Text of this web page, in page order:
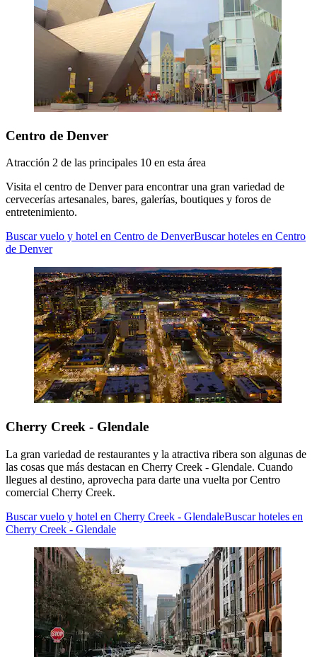
Centro de Denver
Atracción 2 de las principales 10 en esta área
Visita el centro de Denver para encontrar una gran variedad de
cervecerías artesanales, bares, galerías, boutiques y foros de
entretenimiento.
Buscar vuelo y hotel en Centro de DenverBuscar hoteles en Centro
de Denver
Cherry Creek - Glendale
La gran variedad de restaurantes y la atractiva ribera son algunas de
las cosas que más destacan en Cherry Creek - Glendale. Cuando
llegues al destino, aprovecha para darte una vuelta por Centro
comercial Cherry Creek.
Buscar vuelo y hotel en Cherry Creek - GlendaleBuscar hoteles en
Cherry Creek - Glendale